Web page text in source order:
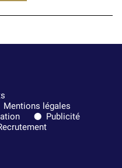
Mentions légales
Publicité